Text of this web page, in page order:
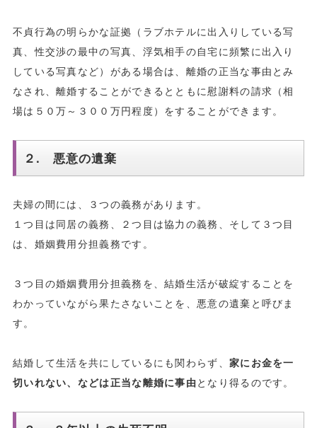
不貞行為の明らかな証拠（ラブホテルに出入りしている写
真、性交渉の最中の写真、浮気相手の自宅に頻繁に出入り
している写真など）がある場合は、離婚の正当な事由とみ
なされ、離婚することができるとともに慰謝料の請求（相
場は５０万～３００万円程度）をすることができます。
２. 悪意の遺棄
夫婦の間には、３つの義務があります。
１つ目は同居の義務、２つ目は協力の義務、そして３つ目
は、婚姻費用分担義務です。
３つ目の婚姻費用分担義務を、結婚生活が破綻することを
わかっていながら果たさないことを、悪意の遺棄と呼びま
す。
結婚して生活を共にしているにも関わらず、 家にお金を一
切いれない、などは正当な離婚に事由となり得るのです。